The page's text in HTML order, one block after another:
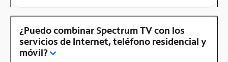
¿Puedo combinar Spectrum TV con los
servicios de Internet, teléfono residencial y
móvil?